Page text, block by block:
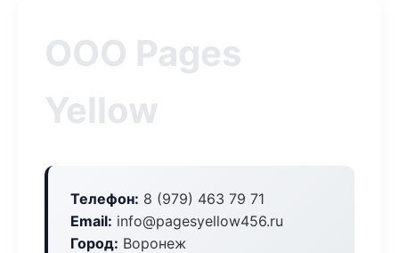
ООО Pages
Yellow
Телефон: 8 (979) 463 79 71
Email: info@pagesyellow456.ru
Город: Воронеж